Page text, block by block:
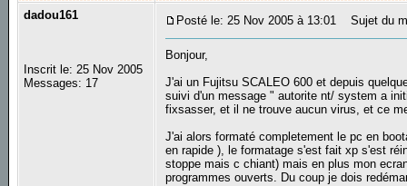
dadou161
Inscrit le: 25 Nov 2005
Messages: 17
Posté le: 25 Nov 2005 à 13:01 Sujet du
Bonjour,
J'ai un Fujitsu SCALEO 600 et depuis
suivi d'un message " autorite nt/ system a
fixsasser, et il ne trouve aucun virus, et ce
J'ai alors formaté completement le pc en
en rapide ), le formatage s'est fait xp s'est
stoppe mais c chiant) mais en plus mon
programmes ouverts. Du coup je dois